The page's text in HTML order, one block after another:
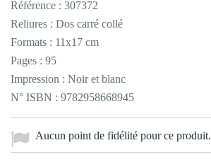
Référence : 307372
Reliures : Dos carré collé
Formats : 11x17 cm
Pages : 95
Impression : Noir et blanc
N° ISBN : 9782958668945
Aucun point de fidélité pour ce produit.